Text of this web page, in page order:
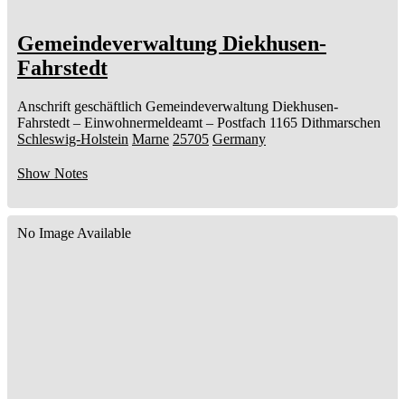
Gemeindeverwaltung Diekhusen-
Fahrstedt
Anschrift geschäftlich Gemeindeverwaltung Diekhusen-
Fahrstedt – Einwohnermeldeamt – Postfach 1165 Dithmarschen
Schleswig-Holstein Marne 25705 Germany
Show Notes
No Image Available